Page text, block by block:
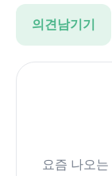
의견남기기
요즘 나오